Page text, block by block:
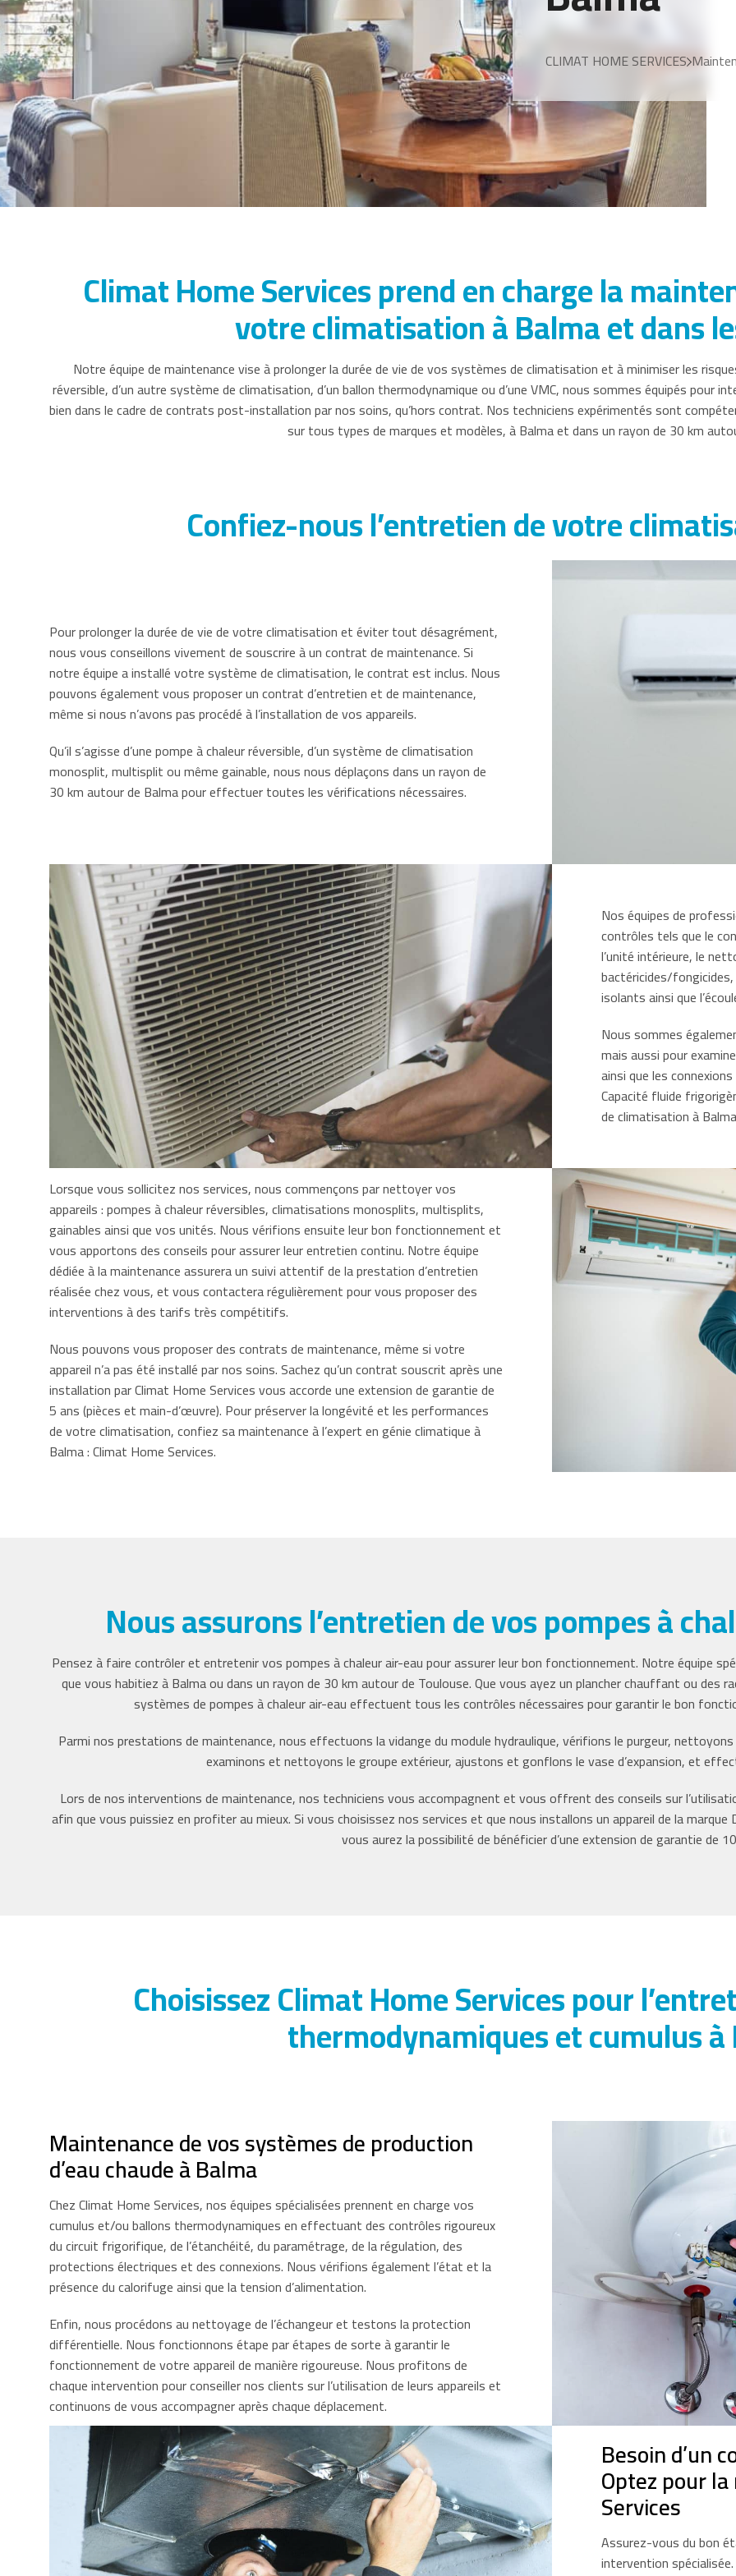
CLIMAT HOME SERVICES
Climat Home Services prend en charge la
votre climatisation à Balma et dans
Notre équipe de maintenance vise à prolonger la durée de vie de vos systèmes de climatisation et à minimiser les
réversible, d’un autre système de climatisation, d’un ballon thermodynamique ou d’une VMC, nous sommes équipés pour
bien dans le cadre de contrats post-installation par nos soins, qu’hors contrat. Nos techniciens expérimentés sont
sur tous types de marques et modèles, à Balma et dans un rayon de 30 km
Confiez-nous l’entretien de votre
Pour prolonger la durée de vie de votre climatisation et éviter tout désagrément,
nous vous conseillons vivement de souscrire à un contrat de maintenance. Si
notre équipe a installé votre système de climatisation, le contrat est inclus. Nous
pouvons également vous proposer un contrat d’entretien et de maintenance,
même si nous n’avons pas procédé à l’installation de vos appareils.
Qu’il s’agisse d’une pompe à chaleur réversible, d’un système de climatisation
monosplit, multisplit ou même gainable, nous nous déplaçons dans un rayon de
30 km autour de Balma pour effectuer toutes les vérifications nécessaires.
Nos équipes de
contrôles tels que le
l’unité intérieure, le
bactéricides/fongicides,
isolants ainsi que
Nous sommes
mais aussi pour
ainsi que les
Capacité fluide
de climatisation à
Lorsque vous sollicitez nos services, nous commençons par nettoyer vos
appareils : pompes à chaleur réversibles, climatisations monosplits, multisplits,
gainables ainsi que vos unités. Nous vérifions ensuite leur bon fonctionnement et
vous apportons des conseils pour assurer leur entretien continu. Notre équipe
dédiée à la maintenance assurera un suivi attentif de la prestation d’entretien
réalisée chez vous, et vous contactera régulièrement pour vous proposer des
interventions à des tarifs très compétitifs.
Nous pouvons vous proposer des contrats de maintenance, même si votre
appareil n’a pas été installé par nos soins. Sachez qu’un contrat souscrit après une
installation par Climat Home Services vous accorde une extension de garantie de
5 ans (pièces et main-d’œuvre). Pour préserver la longévité et les performances
de votre climatisation, confiez sa maintenance à l’expert en génie climatique à
Balma : Climat Home Services.
Nous assurons l’entretien de vos pompes à
Pensez à faire contrôler et entretenir vos pompes à chaleur air-eau pour assurer leur bon fonctionnement. Notre équipe
que vous habitiez à Balma ou dans un rayon de 30 km autour de Toulouse. Que vous ayez un plancher chauffant ou des
systèmes de pompes à chaleur air-eau effectuent tous les contrôles nécessaires pour garantir le bon
Parmi nos prestations de maintenance, nous effectuons la vidange du module hydraulique, vérifions le purgeur,
examinons et nettoyons le groupe extérieur, ajustons et gonflons le vase d’expansion, et
Lors de nos interventions de maintenance, nos techniciens vous accompagnent et vous offrent des conseils sur
afin que vous puissiez en profiter au mieux. Si vous choisissez nos services et que nous installons un appareil de la
vous aurez la possibilité de bénéficier d’une extension de garantie de
Choisissez Climat Home Services pour
thermodynamiques et cumulus
Maintenance de vos systèmes de production
d’eau chaude à Balma
Chez Climat Home Services, nos équipes spécialisées prennent en charge vos
cumulus et/ou ballons thermodynamiques en effectuant des contrôles rigoureux
du circuit frigorifique, de l’étanchéité, du paramétrage, de la régulation, des
protections électriques et des connexions. Nous vérifions également l’état et la
présence du calorifuge ainsi que la tension d’alimentation.
Enfin, nous procédons au nettoyage de l’échangeur et testons la protection
différentielle. Nous fonctionnons étape par étapes de sorte à garantir le
fonctionnement de votre appareil de manière rigoureuse. Nous profitons de
chaque intervention pour conseiller nos clients sur l’utilisation de leurs appareils et
continuons de vous accompagner après chaque déplacement.
Besoin d’un
Optez pour
Services
Assurez-vous du bon
intervention